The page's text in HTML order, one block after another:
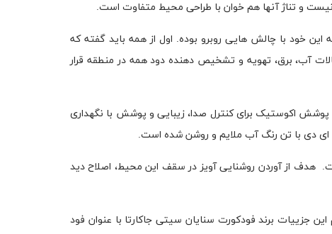
و تناژ آنها هم خوان با طراحی محیط متفاوت است.
خود با چالش هایی روبرو بوده. اول از همه باید گفته که
آب، برق، تهویه و تشخیص دهنده دود همه در منطقه قرار
اکوستیک برای کنترل صدا، زیبایی و پوشش با نگهداری
ای دی با تن رنگ آب ملایم و روشن شده است.
هدف از آوردن روشنایی آویز در سقف این محیط، اصلاح دید
جزییات برند فودکورت سنایان سیتی جاکارتا با عنوان فود